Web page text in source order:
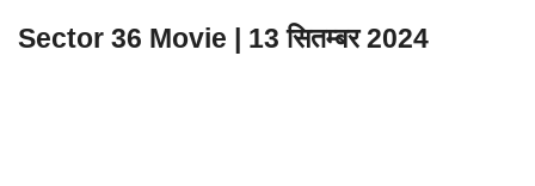
Sector 36 Movie | 13 सितम्बर 2024